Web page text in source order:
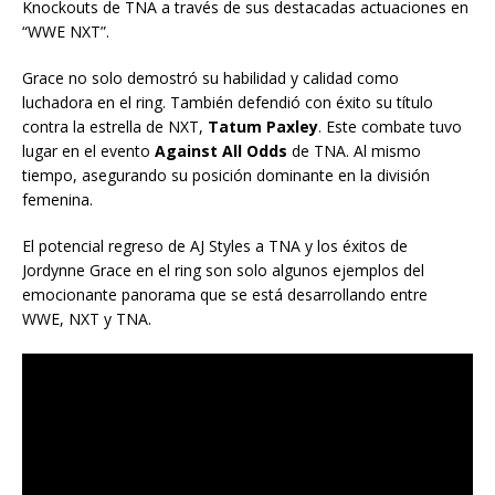
Knockouts de TNA a través de sus destacadas actuaciones en
“WWE NXT”.
Grace no solo demostró su habilidad y calidad como
luchadora en el ring. También defendió con éxito su título
contra la estrella de NXT, Tatum Paxley. Este combate tuvo
lugar en el evento Against All Odds de TNA. Al mismo
tiempo, asegurando su posición dominante en la división
femenina.
El potencial regreso de AJ Styles a TNA y los éxitos de
Jordynne Grace en el ring son solo algunos ejemplos del
emocionante panorama que se está desarrollando entre
WWE, NXT y TNA.